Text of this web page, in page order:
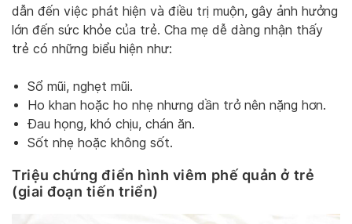
dẫn đến việc phát hiện và điều trị muộn, gây ảnh hưởng
lớn đến sức khỏe của trẻ. Cha mẹ dễ dàng nhận thấy
trẻ có những biểu hiện như:
Sổ mũi, nghẹt mũi.
Ho khan hoặc ho nhẹ nhưng dần trở nên nặng hơn.
Đau họng, khó chịu, chán ăn.
Sốt nhẹ hoặc không sốt.
Triệu chứng điển hình viêm phế quản ở trẻ
(giai đoạn tiến triển)